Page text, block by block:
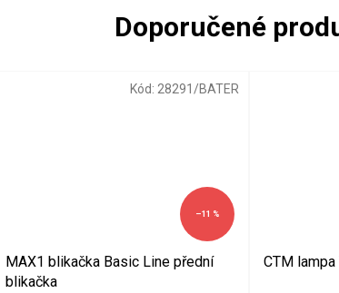
–11 %
MAX1 blikačka Basic Line přední
blikačka
Kód: 28291/BATER
CTM